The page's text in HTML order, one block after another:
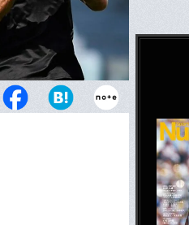
遂げてキャリアに幕を